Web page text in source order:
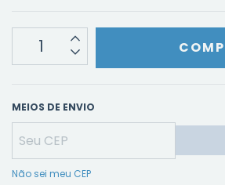
MEIOS DE ENVIO
Não sei meu CEP